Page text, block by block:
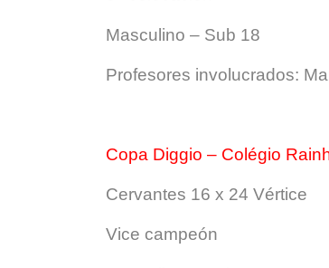
Masculino – Sub 18
Profesores involucrados:
Copa Diggio – Colégio
Cervantes 16 x 24 Vértice
Vice campeón